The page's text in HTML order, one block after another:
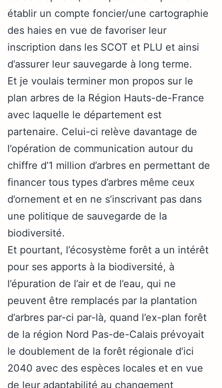
établir un compte foncier/une cartographie
des haies en vue de favoriser leur
inscription dans les SCOT et PLU et ainsi
d’assurer leur sauvegarde à long terme.
Et je voulais terminer mon propos sur le
plan arbres de la Région Hauts-de-France
avec laquelle le département est
partenaire. Celui-ci relève davantage de
l’opération de communication autour du
chiffre d’1 million d’arbres en permettant de
financer tous types d’arbres même ceux
d’ornement et en ne s’inscrivant pas dans
une politique de sauvegarde de la
biodiversité.
Et pourtant, l’écosystème forêt a un intérêt
pour ses apports à la biodiversité, à
l’épuration de l’air et de l’eau, qui ne
peuvent être remplacés par la plantation
d’arbres par-ci par-là, quand l’ex-plan forêt
de la région Nord Pas-de-Calais prévoyait
le doublement de la forêt régionale d’ici
2040 avec des espèces locales et en vue
de leur adaptabilité au changement